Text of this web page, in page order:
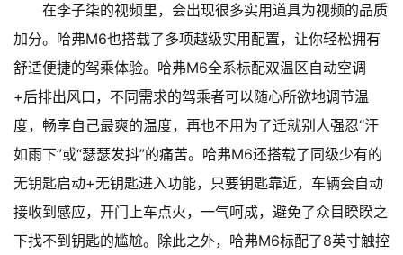
在李子柒的视频里，会出现很多实用道具为视频的品质
加分。哈弗M6也搭载了多项越级实用配置，让你轻松拥有
舒适便捷的驾乘体验。哈弗M6全系标配双温区自动空调
+后排出风口，不同需求的驾乘者可以随心所欲地调节温
度，畅享自己最爽的温度，再也不用为了迁就别人强忍“汗
如雨下”或“瑟瑟发抖”的痛苦。哈弗M6还搭载了同级少有的
无钥匙启动+无钥匙进入功能，只要钥匙靠近，车辆会自动
接收到感应，开门上车点火，一气呵成，避免了众目睽睽之
下找不到钥匙的尴尬。除此之外，哈弗M6标配了8英寸触控